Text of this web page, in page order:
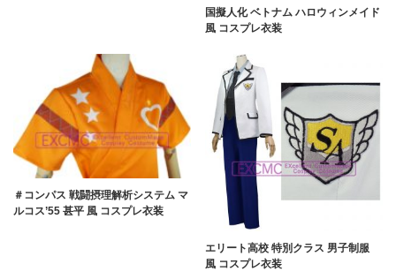
国擬人化 ベトナム ハロウィンメイド
風 コスプレ衣装
＃コンパス 戦闘摂理解析システム マ
ルコス’55 甚平 風 コスプレ衣装
エリート高校 特別クラス 男子制服
風 コスプレ衣装